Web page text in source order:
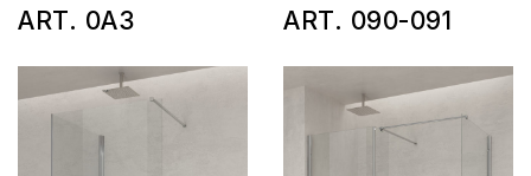
ART. 0A3 ART. 090-091